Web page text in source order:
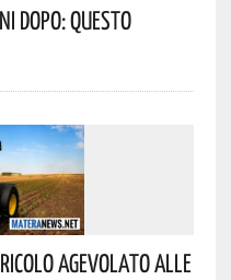
Dopo: Questo
Agevolato Alle